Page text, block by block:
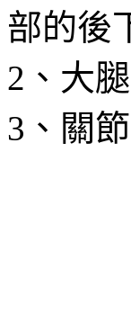
部的後
2 、大
3 、關